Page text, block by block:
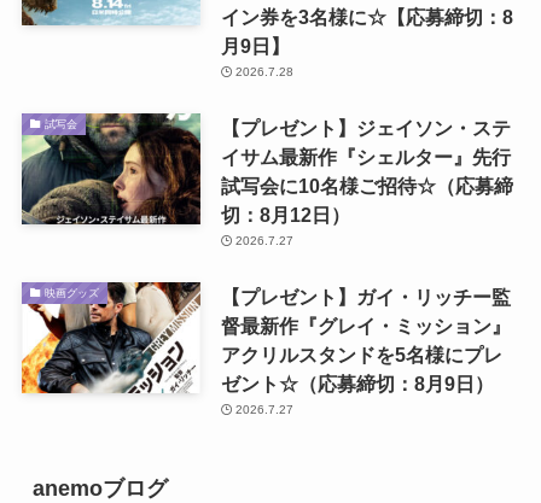
イン券を3名様に☆【応募締切：8
月9日】
2026.7.28
試写会
【プレゼント】ジェイソン・ステ
イサム最新作『シェルター』先行
試写会に10名様ご招待☆（応募締
切：8月12日）
2026.7.27
映画グッズ
【プレゼント】ガイ・リッチー監
督最新作『グレイ・ミッション』
アクリルスタンドを5名様にプレ
ゼント☆（応募締切：8月9日）
2026.7.27
anemoブログ